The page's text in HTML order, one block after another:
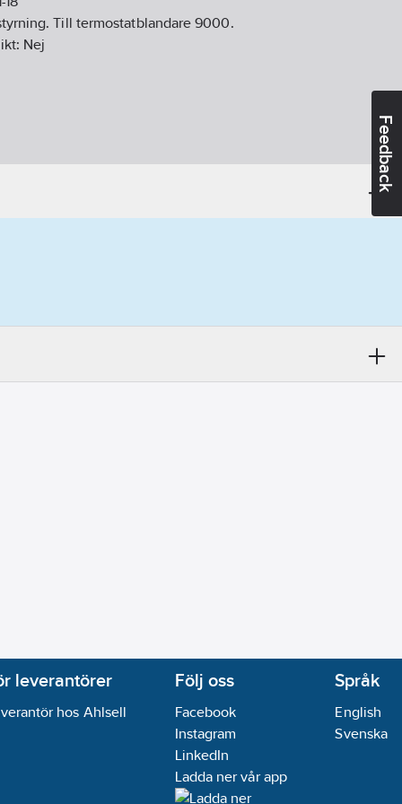
Feedback
Till termostatblandare 9000.
Nej
leverantörer
hos Ahlsell
Följ oss
Facebook
Instagram
LinkedIn
Ladda ner vår app
Språk
English
Svenska